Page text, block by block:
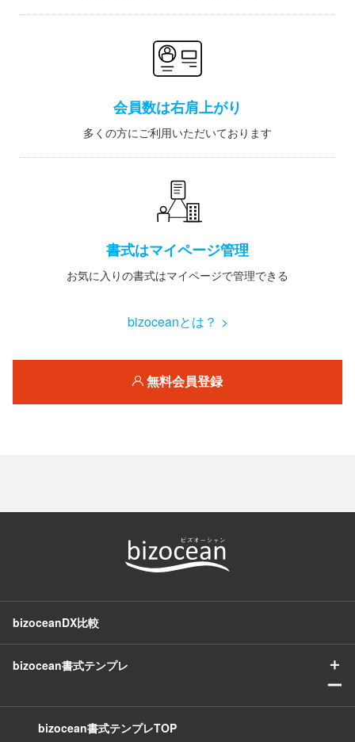
会員数は右肩上がり
多くの方にご利用いただいております
書式はマイページ管理
お気に入りの書式はマイページで管理できる
bizoceanとは？ >
無料会員登録
bizoceanDX比較
bizocean書式テンプレ
＋
ー
bizocean書式テンプレTOP